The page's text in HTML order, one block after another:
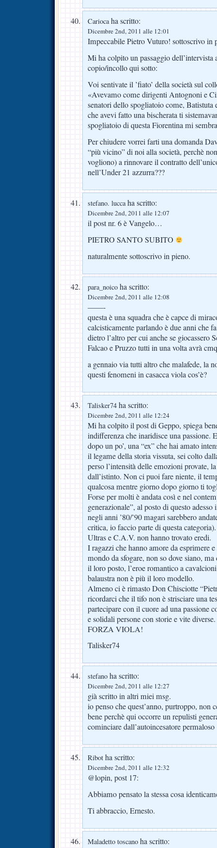
Cariocaha scritto:
Dicembre 2nd, 2011 alle 12:01
Impeccabile Pietro Vuturo! sottoscrivo in
Mi ha colpito un passaggio
copio/incollo qui sotto:
Voi sentivate il ’fiato’ della società sul
«Avevamo come dirigenti Antognoni e
senatori dello spogliatoio come, Batistuta
che avevi fatto una bischerata ti
spogliatoio di questa Fiorentina mi
Per chiudere vorrei farti una domanda
“più vicino” di noi alla società, perchè
vogliono) a rinnovare il contratto
nell’Under 21 azzurra???
stefano. luccaha scritto:
Dicembre 2nd, 2011 alle 12:07
il post nr. 6 è Vangelo…
PIETRO SANTO SUBITO
naturalmente sottoscrivo in pieno.
para_noico ha scritto:
Dicembre 2nd, 2011 alle 12:08
——-
questa è una squadra che è capce di
calcisticamente parlando è due anni che
dietro l’altro per cui anche se giocassero
Falcao e Pruzzo tutti in una volta avrà
a gennaio via tutti altro che malafede, la
questi fenomeni in casacca viola cos’è?
Talisker74 ha scritto:
Dicembre 2nd, 2011 alle 12:24
Mi ha colpito il post di Geppo, spiega
indifferenza che inaridisce una passione.
dopo un po’, una “ex” che hai amato
il legame della storia vissuta, sei colto
perso l’intensità delle emozioni provate,
dall’istinto. Non ci puoi fare niente, il
qualcosa mentre giorno dopo giorno ti
Forse per molti è andata così e nel
generazionale”, al posto di questo
negli anni ’80/’90 magari sarebbero
critica, io faccio parte di questa categoria).
Ultras e C.A.V. non hanno trovato eredi.
I ragazzi che hanno amore da esprimere
mondo da sfogare, non so dove siano,
il loro posto, l’eroe romantico a
balaustra non è più il loro modello.
Almeno ci è rimasto Don Chisciotte
ricordarci che il tifo non è strisciare una
partecipare con il cuore ad una passione
e solidali persone con storie e vite diverse.
FORZA VIOLA!
Talisker74
stefano ha scritto:
Dicembre 2nd, 2011 alle 12:27
già scritto in altri miei msg.
io penso che quest’anno, purtroppo, non
bene perchè qui occorre un repulisti
cominciare dall’autoincesatore permaloso
Ribot ha scritto:
Dicembre 2nd, 2011 alle 12:32
@lopin, post 17:
Abbiamo pensato la stessa cosa
Ti abbraccio, Ernesto.
Maladetto toscano ha scritto: